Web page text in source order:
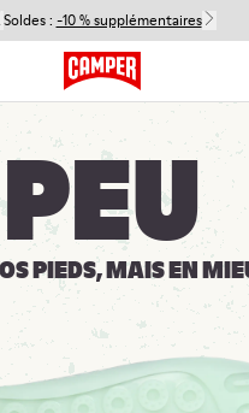
Soldes : -10 % supplémentaires
Homme Enfant
PIEDS,
PEU
MAIS EN